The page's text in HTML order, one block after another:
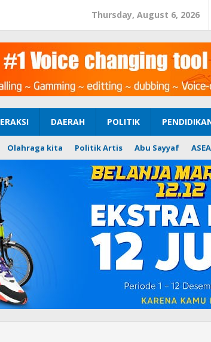
Thursday, August 6, 2026
DAERAH POLITIK
Olahraga kita Politik Artis Abu Sayyaf